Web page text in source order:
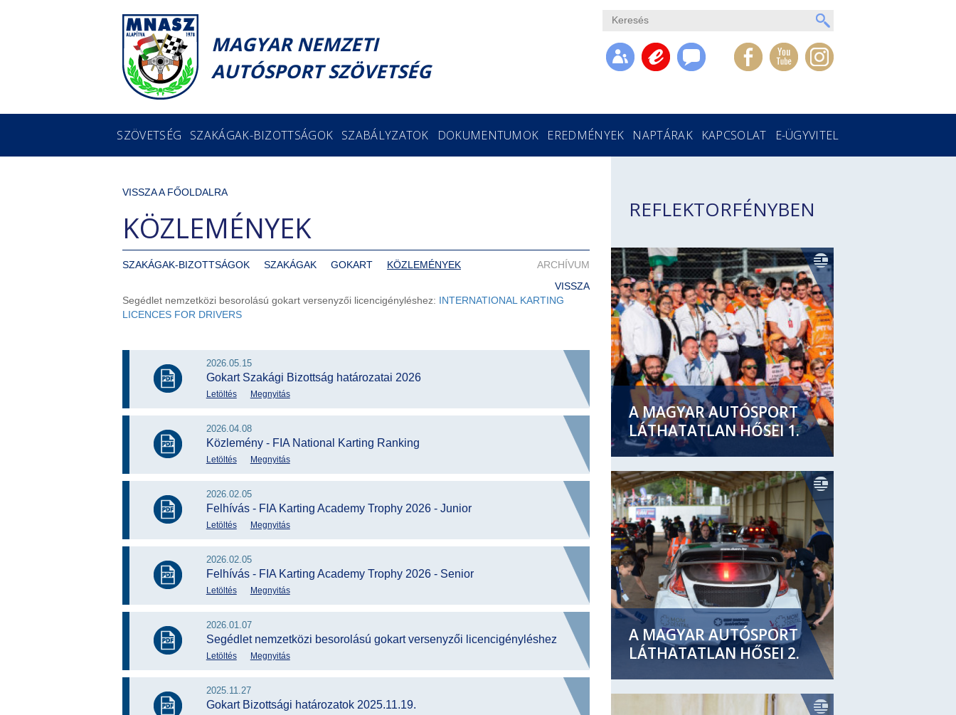
MAGYAR NEMZETI
AUTÓSPORT SZÖVETSÉG
SZÖVETSÉG SZAKÁGAK-BIZOTTSÁGOK SZABÁLYZATOK DOKUMENTUMOK EREDMÉNYEK NAPTÁRAK KAPCSOLAT E-ÜGYVITEL
VISSZA A FŐOLDALRA
KÖZLEMÉNYEK
SZAKÁGAK-BIZOTTSÁGOK SZAKÁGAK GOKART KÖZLEMÉNYEK
ARCHÍVUM
VISSZA
Segédlet nemzetközi besorolású gokart versenyzői licencigényléshez: INTERNATIONAL KARTING
LICENCES FOR DRIVERS
2026.05.15
Gokart Szakági Bizottság határozatai 2026
Letöltés Megnyitás
2026.04.08
Közlemény - FIA National Karting Ranking
Letöltés Megnyitás
2026.02.05
Felhívás - FIA Karting Academy Trophy 2026 - Junior
Letöltés Megnyitás
2026.02.05
Felhívás - FIA Karting Academy Trophy 2026 - Senior
Letöltés Megnyitás
2026.01.07
Segédlet nemzetközi besorolású gokart versenyzői licencigényléshez
Letöltés Megnyitás
2025.11.27
Gokart Bizottsági határozatok 2025.11.19.
REFLEKTORFÉNYBEN
A MAGYAR AUTÓSPORT
LÁTHATATLAN HŐSEI 1.
A MAGYAR AUTÓSPORT
LÁTHATATLAN HŐSEI 2.